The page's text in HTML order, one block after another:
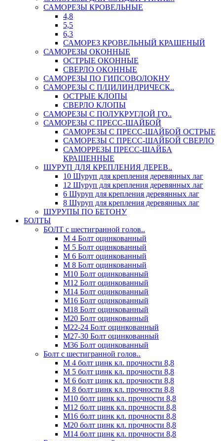
САМОРЕЗЫ КРОВЕЛЬНЫЕ
4,8
5,5
6,3
САМОРЕЗ КРОВЕЛЬНЫЙ КРАШЕНЫЙ
САМОРЕЗЫ ОКОННЫЕ
ОСТРЫЕ ОКОННЫЕ
СВЕРЛО ОКОННЫЕ
САМОРЕЗЫ ПО ГИПСОВОЛОКНУ
САМОРЕЗЫ С П/ЦИЛИНДРИЧЕСК..
ОСТРЫЕ КЛОПЫ
СВЕРЛО КЛОПЫ
САМОРЕЗЫ С ПОЛУКРУГЛОЙ ГО..
САМОРЕЗЫ С ПРЕСС-ШАЙБОЙ
САМОРЕЗЫ С ПРЕСС-ШАЙБОЙ ОСТРЫЕ
САМОРЕЗЫ С ПРЕСС-ШАЙБОЙ СВЕРЛО
САМОРРЕЗЫ ПРЕСС-ШАЙБА
КРАШЕННЫЕ
ШУРУП ДЛЯ КРЕПЛЕНИЯ ДЕРЕВ..
10 Шуруп для крепления деревянных лаг
12 Шуруп для крепления деревянных лаг
6 Шуруп для крепления деревянных лаг
8 Шуруп для крепления деревянных лаг
ШУРУПЫ ПО БЕТОНУ
БОЛТЫ
БОЛТ с шестигранной голов..
М 4 Болт оцинкованный
М 5 Болт оцинкованный
М 6 Болт оцинкованный
М 8 Болт оцинкованный
М10 Болт оцинкованный
М12 Болт оцинкованный
М14 Болт оцинкованный
М16 Болт оцинкованный
М18 Болт оцинкованный
М20 Болт оцинкованный
М22-24 Болт оцинкованный
М27-30 Болт оцинкованный
М36 Болт оцинкованный
Болт с шестигранной голов..
М 4 болт цинк кл. прочности 8,8
М 5 болт цинк кл. прочности 8,8
М 6 болт цинк кл. прочности 8,8
М 8 болт цинк кл. прочности 8,8
М10 болт цинк кл. прочности 8,8
М12 болт цинк кл. прочности 8,8
М16 болт цинк кл. прочности 8,8
М20 болт цинк кл. прочности 8,8
М14 болт цинк кл. прочности 8,8